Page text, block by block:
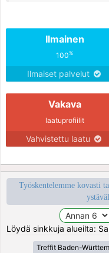
Ilmainen
100%
Ilmaiset palvelut
Vakava
laatuprofiilit
Vahvistettu laatu
Työskentelemme kovasti
Löydä sinkkuja alueilta:
Treffit Baden-